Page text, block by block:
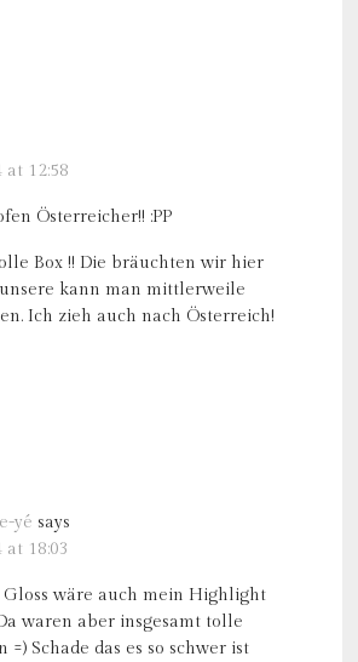
at 12:58
Österreicher!! :PP
Box !! Die bräuchten wir hier
kann man mittlerweile
Ich zieh auch nach Österreich!
yé says
at 18:03
Gloss wäre auch mein Highlight
waren aber insgesamt tolle
=) Schade das es so schwer ist